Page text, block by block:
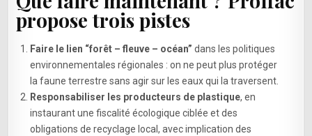
propose trois pistes
Faire le lien “forêt – fleuve – océan” dans les politiques
environnementales régionales : on ne peut plus protéger
la faune terrestre sans agir sur les eaux qui la traversent.
Responsabiliser les producteurs de plastique, en
instaurant une fiscalité écologique ciblée et des
obligations de recyclage local, avec implication des